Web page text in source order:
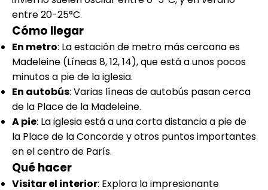
entre 20-25°C.
Cómo llegar
En metro: La estación de metro más cercana es
Madeleine (Líneas 8, 12, 14), que está a unos pocos
minutos a pie de la iglesia.
En autobús: Varias líneas de autobús pasan cerca
de la Place de la Madeleine.
A pie: La iglesia está a una corta distancia a pie de
la Place de la Concorde y otros puntos importantes
en el centro de París.
Qué hacer
Visitar el interior: Explora la impresionante